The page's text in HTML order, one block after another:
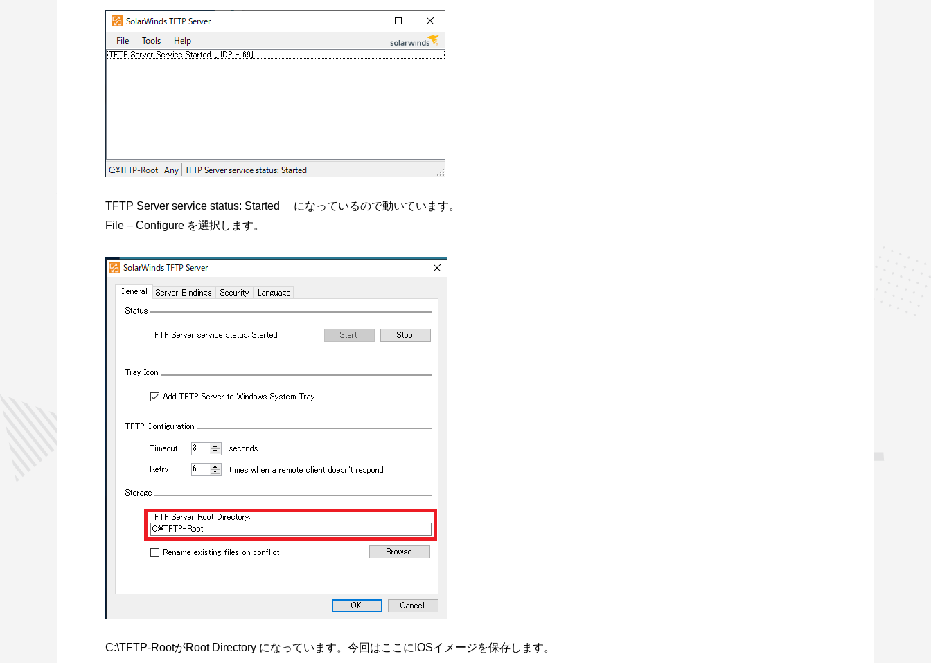
TFTP Server service status: Started になっているので動いています。
File – Configure を選択します。
C:\TFTP-RootがRoot Directory になっています。今回はここにIOSイメージを保存します。